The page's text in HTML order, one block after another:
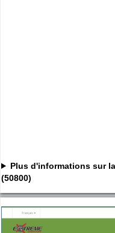
Plus d'informations sur
(50800)